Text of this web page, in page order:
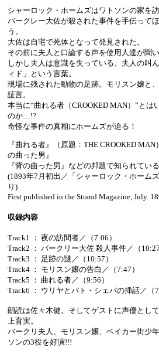
シャーロック・ホームズはワトソンの家を訪
バークレー大佐が殺された事件を手伝って
う。
大佐は自宅で死体となって発見された。
その前に夫人と口論する声を使用人達が聞い
しかし夫人は意識を失っている。夫人の叫
ィド」という言葉。
現場に残された動物の足跡。モリスン嬢と
証言。
本当に“曲れる者（CROOKED MAN）”とは
のか…!?
奇怪な事件の真相にホームズが迫る！
『曲れる者』（原題：THE CROOKED MAN
の曲った男』
『背の曲った男』などの邦題で知られている
(1893年7月初出／「シャーロック・ホーム
り)
First published in the Strand Magazine, July.
収録内容
Track1 ： 夜の訪問者／（7:06）
Track2 ： バークリー大佐 殺人事件／（10:27
Track3 ： 足跡の謎／（10:57）
Track4 ： モリスン嬢の告白／（7:47）
Track5 ： 曲れる者／（9:56）
Track6 ： ウリヤとバト・シェバの挿話／（
朗読は佐々木健。そしてゲストに声優とし
上育実。
バークリ夫人、モリスン嬢、ベイカー街少
ソンの3役を好演!!!